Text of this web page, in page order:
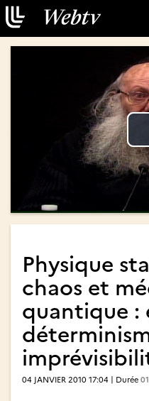
Physique
chaos et
quantique :
04 JANVIER 2010 17:04 | Durée